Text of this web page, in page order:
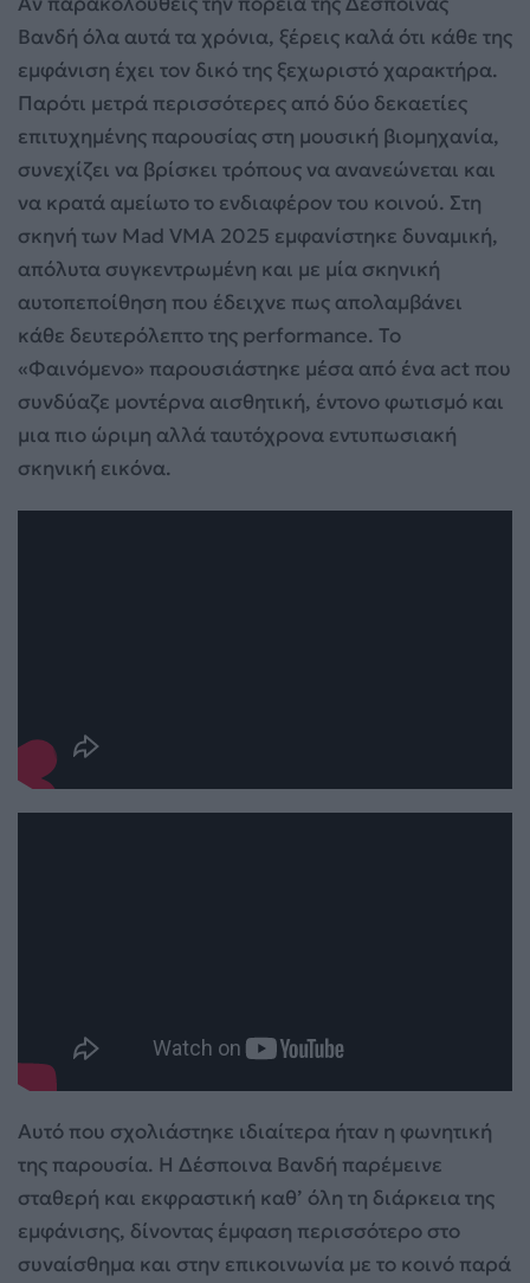
Βανδή όλα αυτά τα χρόνια, ξέρεις καλά ότι κάθε της
εμφάνιση έχει τον δικό της ξεχωριστό χαρακτήρα.
Παρότι μετρά περισσότερες από δύο δεκαετίες
επιτυχημένης παρουσίας στη μουσική βιομηχανία,
συνεχίζει να βρίσκει τρόπους να ανανεώνεται και
να κρατά αμείωτο το ενδιαφέρον του κοινού. Στη
σκηνή των Mad VMA 2025 εμφανίστηκε δυναμική,
απόλυτα συγκεντρωμένη και με μία σκηνική
αυτοπεποίθηση που έδειχνε πως απολαμβάνει
κάθε δευτερόλεπτο της performance. Το
«Φαινόμενο» παρουσιάστηκε μέσα από ένα act που
συνδύαζε μοντέρνα αισθητική, έντονο φωτισμό και
μια πιο ώριμη αλλά ταυτόχρονα εντυπωσιακή
σκηνική εικόνα.
Αυτό που σχολιάστηκε ιδιαίτερα ήταν η φωνητική
της παρουσία. Η Δέσποινα Βανδή παρέμεινε
σταθερή και εκφραστική καθ’ όλη τη διάρκεια της
εμφάνισης, δίνοντας έμφαση περισσότερο στο
συναίσθημα και στην επικοινωνία με το κοινό παρά